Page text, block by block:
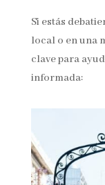
Si estás
local o en una
clave para
informada: